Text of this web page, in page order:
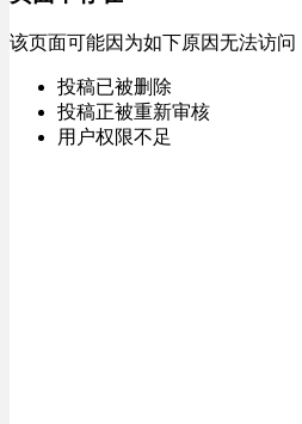
该页面可能因为如下原因无法访问
投稿已被删除
投稿正被重新审核
用户权限不足